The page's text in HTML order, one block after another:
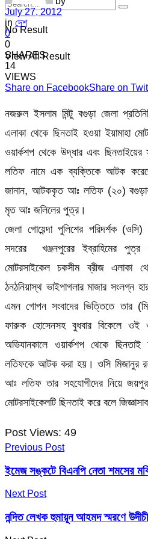
No Result
View All Result
July 27, 2012
in দেশ
0
0
SHARES
14
VIEWS
Share on FacebookShare on
নজরুল ইসলাম মিন্টু বগুড়া জেলা
এলাকা থেকে ছিনতাই হওয়া ইয়ামাহা
ওয়ার্কশপ থেকে উদ্ধার এবং
লতিফ নামে এক ব্যক্তিকে আটক
জানান, আটককৃত আঃ লতিফ (২০) বগুড়ার
মৃত আঃ জলিলের পুত্র।
জেলা গোয়েন্দা পুলিশের পরিদর্শক
সদরের খঞ্জনপুরের ইব্রাহিমের
মোটরসাইকেল চকসীম ব্রীজ এলাকা
ঠনঠনিয়াস্থ ভাইপাগলার মাজার সংলগ্ন
এমন গোপন সংবাদের ভিত্তিতে তার
ফারুক হোসেনসহ বুধবার বিকেলে ওই
অভিযানকালে ওয়ার্কশপ থেকে
লতিফকে আটক করা হয়। ওসি মিজানুর
আঃ লতিফ তার সহযোগীদের নিয়ে
মোটরসাইকেলটি ছিনতাই করে বলে
Post Views: 49
Previous Post
ইমেজ সঙ্কটে বিএনপি নেতা শমসের
Next Post
নন্দিত লেখক হুমায়ূন আহমদ স্মরণে